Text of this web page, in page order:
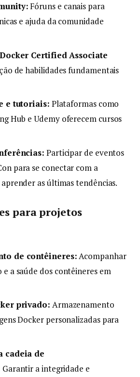
Fóruns e canais para
e ajuda da comunidade
Certified Associate
de habilidades fundamentais
e tutoriais: Plataformas como
Hub e Udemy oferecem cursos
Participar de eventos
para se conectar com a
as últimas tendências.
para projetos
de contêineres:Acompanhar
e a saúde dos contêineres em
privado: Armazenamento
Docker personalizadas para
cadeia de
Garantir a integridade e